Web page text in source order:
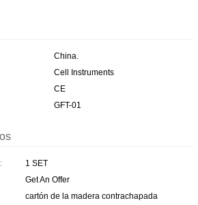
China.
Cell Instruments
CE
GFT-01
1 SET
Get An Offer
cartón de la madera contrachapada